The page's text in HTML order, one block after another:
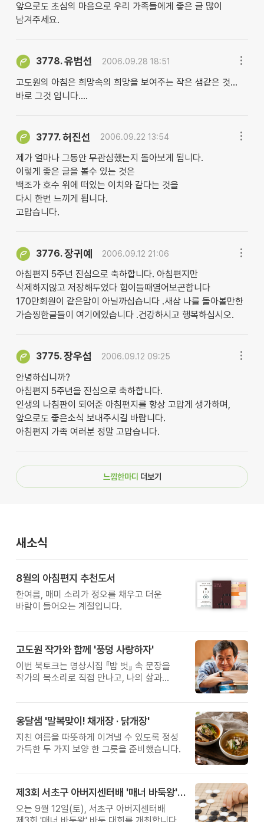
앞으로도 초심의 마음으로 우리 가족들에게 좋은 글 많이
남겨주세요.
3778.유범선 2006.09.28 18:51
고도원의 아침은 희망속의 희망을 보여주는 작은 샘같은 것...
바로 그것 입니다....
3777.허진선 2006.09.22 13:54
제가 얼마나 그동안 무관심했는지 돌아보게 됩니다.
이렇게 좋은 글을 볼수 있는 것은
백조가 호수 위에 떠있는 이치와 같다는 것을
다시 한번 느끼게 됩니다.
고맙습니다.
3776.장귀예 2006.09.12 21:06
아침편지 5주년 진심으로 축하합니다. 아침편지만
삭제하지않고 저장해두었다 힘이들때열어보곤합니다
170만회원이 같은맘이 아닐까십습니다 .새삼 나를 돌아볼만한
가슴찡한글들이 여기에있습니다 .건강하시고 행복하십시오.
3775.장우섭 2006.09.12 09:25
안녕하십니까?
아침편지 5주년을 진심으로 축하합니다.
인생의 나침판이 되어준 아침편지를 항상 고맙게 생가하며,
앞으로도 좋은소식 보내주시길 바랍니다.
아침편지 가족 여러분 정말 고맙습니다.
느낌한마디 더보기
새소식
8월의 아침편지 추천도서
한여름, 매미 소리가 정오를 채우고 더운
바람이 들어오는 계절입니다.
고도원 작가와 함께 '풍덩 사랑하자'
이번 북토크는 명상시집 『밥 벗』 속 문장을
작가의 목소리로 직접 만나고, 나의 삶과
옹달샘 '말복맞이! 채개장 · 닭개장'
지친 여름을 따뜻하게 이겨낼 수 있도록 정성
가득한 두 가지 보양 한 그릇을 준비했습니다.
제3회 서초구 아버지센터배 '매너 바둑왕' 대회
오는 9월 12일(토), 서초구 아버지센터배